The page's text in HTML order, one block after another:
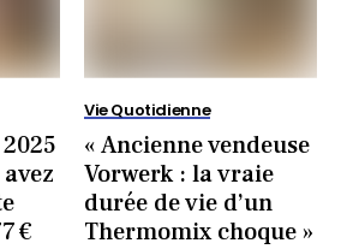
€
Vie Quotidienne
« Ancienne vendeuse
Vorwerk : la vraie
durée de vie d’un
Thermomix choque »